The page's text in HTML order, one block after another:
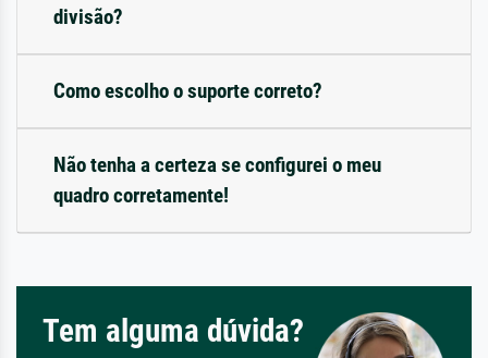
divisão?
Como escolho o suporte correto?
Não tenha a certeza se configurei o meu
quadro corretamente!
Tem alguma dúvida?